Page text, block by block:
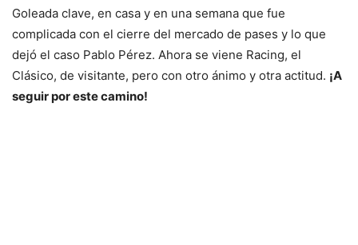
Goleada clave, en casa y en una semana que fue
complicada con el cierre del mercado de pases y lo que
dejó el caso Pablo Pérez. Ahora se viene Racing, el
Clásico, de visitante, pero con otro ánimo y otra actitud. ¡A
seguir por este camino!